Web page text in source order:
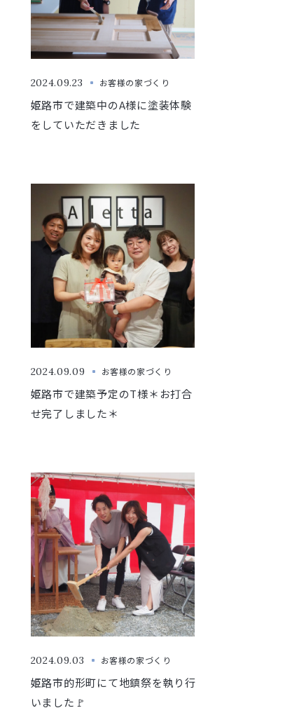
2024.09.23 お客様の家づくり
姫路市で建築中のA様に塗装体験
をしていただきました
2024.09.09 お客様の家づくり
姫路市で建築予定のT様＊お打合
せ完了しました＊
2024.09.03 お客様の家づくり
姫路市的形町にて地鎮祭を執り行
いました🚩